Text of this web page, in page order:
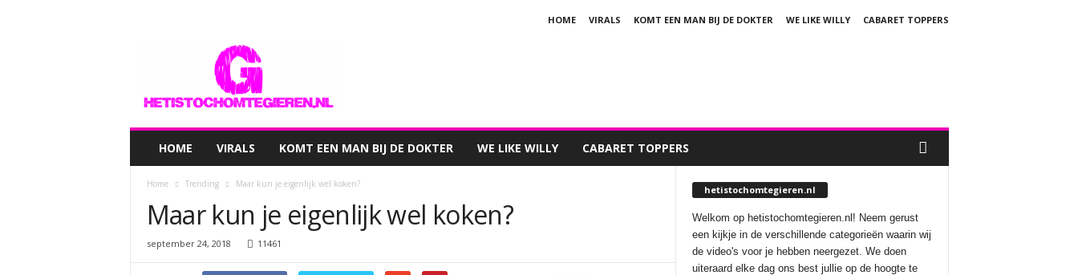
HOME VIRALS KOMT EEN MAN BIJ DE DOKTER WE LIKE WILLY
CABARET TOPPERS
HOME VIRALS KOMT EEN MAN BIJ DE DOKTER WE LIKE WILLY CABARET TOPPERS
Home Trending Maar kun je eigenlijk wel koken?
Maar kun je eigenlijk wel koken?
september 24, 2018 11461
hetistochomtegieren.nl
Welkom op hetistochomtegieren.nl! Neem gerust
een kijkje in de verschillende categorieën waarin wij
de video's voor je hebben neergezet. We doen
uiteraard elke dag ons best jullie op de hoogte te